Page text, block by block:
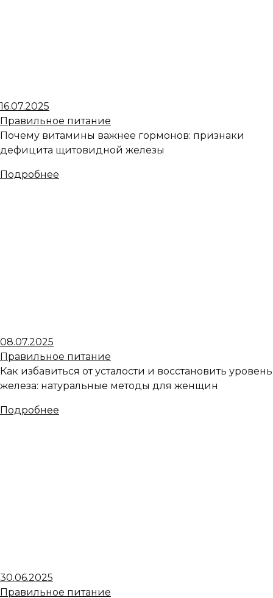
16.07.2025
Правильное питание
Почему витамины важнее гормонов: признаки
дефицита щитовидной железы
Подробнее
08.07.2025
Правильное питание
Как избавиться от усталости и восстановить уровень
железа: натуральные методы для женщин
Подробнее
30.06.2025
Правильное питание